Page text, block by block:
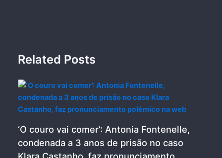
Related Posts
‘O couro vai comer’: Antonia Fontenelle,
condenada a 3 anos de prisão no caso